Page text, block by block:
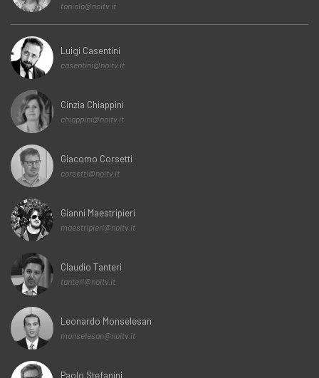
toniolo@noitv.it
Luigi Casentini
casentini@noitv.it
Cinzia Chiappini
chiappini@noitv.it
Giacomo Corsetti
corsetti@noitv.it
Gianni Maestripieri
maestripieri@noitv.it
Claudio Tanteri
tanteri@noitv.it
Leonardo Monselesan
monselesan@noitv.it
Paolo Stefanini